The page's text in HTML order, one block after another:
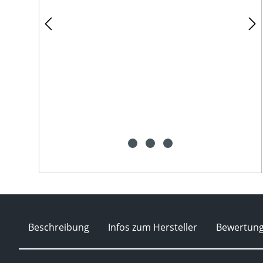
Beschreibung Infos zum Hersteller